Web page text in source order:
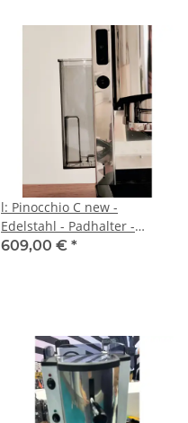
l: Pinocchio C new -
Edelstahl - Padhalter -
Tassengestell aus Plexiglas -
609,00 € *